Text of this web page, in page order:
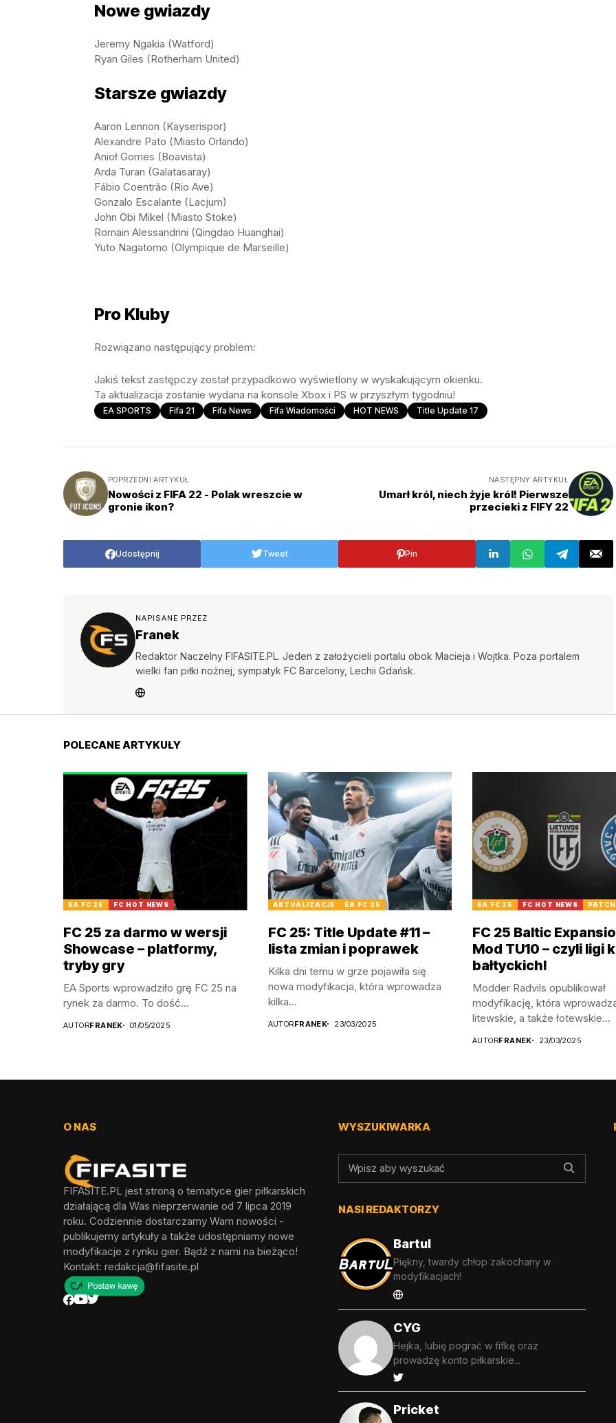
Nowe gwiazdy
Jeremy Ngakia (Watford)
Ryan Giles (Rotherham United)
Starsze gwiazdy
Aaron Lennon (Kayserispor)
Alexandre Pato (Miasto Orlando)
Anioł Gomes (Boavista)
Arda Turan (Galatasaray)
Fábio Coentrão (Rio Ave)
Gonzalo Escalante (Lacjum)
John Obi Mikel (Miasto Stoke)
Romain Alessandrini (Qingdao Huanghai)
Yuto Nagatomo (Olympique de Marseille)
Pro Kluby
Rozwiązano następujący problem:
Jakiś tekst zastępczy został przypadkowo wyświetlony w wyskakującym okienku.
Ta aktualizacja zostanie wydana na konsole Xbox i PS w przyszłym tygodniu!
EA SPORTS Fifa 21 Fifa News Fifa Wiadomości HOT NEWS Title Update 17
POPRZEDNI ARTYKUŁ
Nowości z FIFA 22 - Polak wreszcie w
gronie ikon?
NASTĘPNY ARTYKUŁ
Umarł król, niech żyje król! Pierwsze
przecieki z FIFY 22
Udostępnij Tweet Pin
NAPISANE PRZEZ
Franek
Redaktor Naczelny FIFASITE.PL. Jeden z założycieli portalu obok Macieja i Wojtka. Poza portalem
wielki fan piłki nożnej, sympatyk FC Barcelony, Lechii Gdańsk.
POLECANE ARTYKUŁY
EA FC 25 FC HOT NEWS
FC 25 za darmo w wersji
Showcase – platformy,
tryby gry
EA Sports wprowadziło grę FC 25 na
rynek za darmo. To dość...
AUTORFRANEK 01/05/2025
AKTUALIZACJE EA FC 25
FC 25: Title Update #11 –
lista zmian i poprawek
Kilka dni temu w grze pojawiła się
nowa modyfikacja, która wprowadza
kilka...
AUTORFRANEK 23/03/2025
EA FC 25 FC HOT NEWS
FC 25 Baltic
Mod TU10 – czyli ligi
bałtyckich!
Modder Radvils opublikował
modyfikację, która
litewskie, a także łotewskie...
AUTORFRANEK 23/03/2025
O NAS
FIFASITE.PL jest stroną o tematyce gier piłkarskich
działającą dla Was nieprzerwanie od 7 lipca 2019
roku. Codziennie dostarczamy Wam nowości -
publikujemy artykuły a także udostępniamy nowe
modyfikacje z rynku gier. Bądź z nami na bieżąco!
Kontakt: redakcja@fifasite.pl
WYSZUKIWARKA
NASI REDAKTORZY
Bartul
Piękny, twardy chłop zakochany w
modyfikacjach!
CYG
Hejka, lubię pograć w fifkę oraz
prowadzę konto piłkarskie...
Pricket